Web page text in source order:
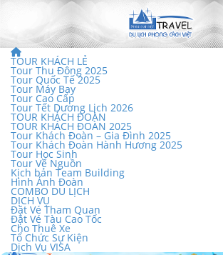
TOUR KHÁCH LẺ
Tour Thu Đông 2025
Tour Quốc Tế 2025
Tour Máy Bay
Tour Cao Cấp
Tour Tết Dương Lịch 2026
TOUR KHÁCH ĐOÀN
TOUR KHÁCH ĐOÀN 2025
Tour Khách Đoàn – Gia Đình 2025
Tour Khách Đoàn Hành Hương 2025
Tour Học Sinh
Tour Về Nguồn
Kịch bản Team Building
Hình Ảnh Đoàn
COMBO DU LỊCH
DỊCH VỤ
Đặt Vé Tham Quan
Đặt Vé Tàu Cao Tốc
Cho Thuê Xe
Tổ Chức Sự Kiện
Dịch Vụ VISA